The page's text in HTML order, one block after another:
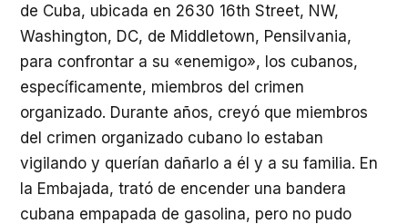
de Cuba, ubicada en 2630 16th Street, NW,
Washington, DC, de Middletown, Pensilvania,
para confrontar a su «enemigo», los cubanos,
específicamente, miembros del crimen
organizado. Durante años, creyó que miembros
del crimen organizado cubano lo estaban
vigilando y querían dañarlo a él y a su familia. En
la Embajada, trató de encender una bandera
cubana empapada de gasolina, pero no pudo